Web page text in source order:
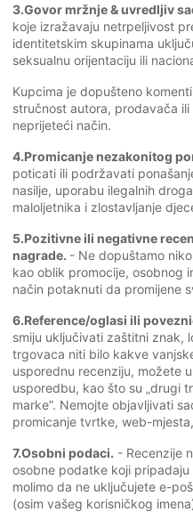
3.Govor mržnje & uvredljiv
koje izražavaju netrpeljivost
identitetskim skupinama
seksualnu orijentaciju ili
Kupcima je dopušteno
stručnost autora, prodavača
neprijeteći način.
4.Promicanje nezakonitog
poticati ili podržavati
nasilje, uporabu ilegalnih
maloljetnika i zlostavljanje
5.Pozitivne ili negativne
nagrade. - Ne dopuštamo
kao oblik promocije, osobnog
način potaknuti da promijene
6.Reference/oglasi ili
smiju uključivati zaštitni znak,
trgovaca niti bilo kakve
usporednu recenziju, možete
usporedbu, kao što su „drugi
marke”. Nemojte objavljivati
promicanje tvrtke, web-
7.Osobni podaci. - Recenzije
osobne podatke koji
molimo da ne uključujete e-
(osim vašeg korisničkog